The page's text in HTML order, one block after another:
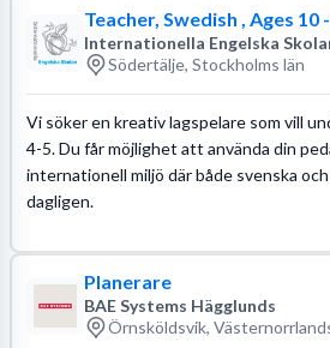
Teacher, Swedish , Ages 10
Internationella Engelska
Södertälje, Stockholms län
Vi söker en kreativ lagspelare som vill
4-5. Du får möjlighet att använda din
internationell miljö där både svenska
dagligen.
Planerare
BAE Systems Hägglunds
Örnsköldsvik,